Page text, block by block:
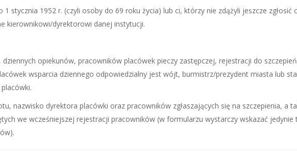
stycznia 1952 r. (czyli osoby do 69 roku życia) lub ci, którzy nie zdążyli jeszcze zgłosić
kierownikowi/dyrektorowi danej instytucji.
opiekunów, pracowników placówek pieczy zastępczej, rejestracji do
wsparcia dziennego odpowiedzialny jest wójt, burmistrz/prezydent miasta lub
nazwisko dyrektora placówki oraz pracowników zgłaszających się na szczepienia, a
we wcześniejszej rejestracji pracowników (w formularzu wystarczy wskazać